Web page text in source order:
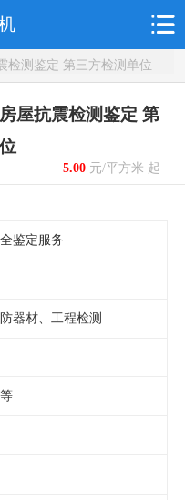
检测鉴定 第三方检测单位
屋抗震检测鉴定 第
5.00元/平方米 起
鉴定服务
器材、工程检测